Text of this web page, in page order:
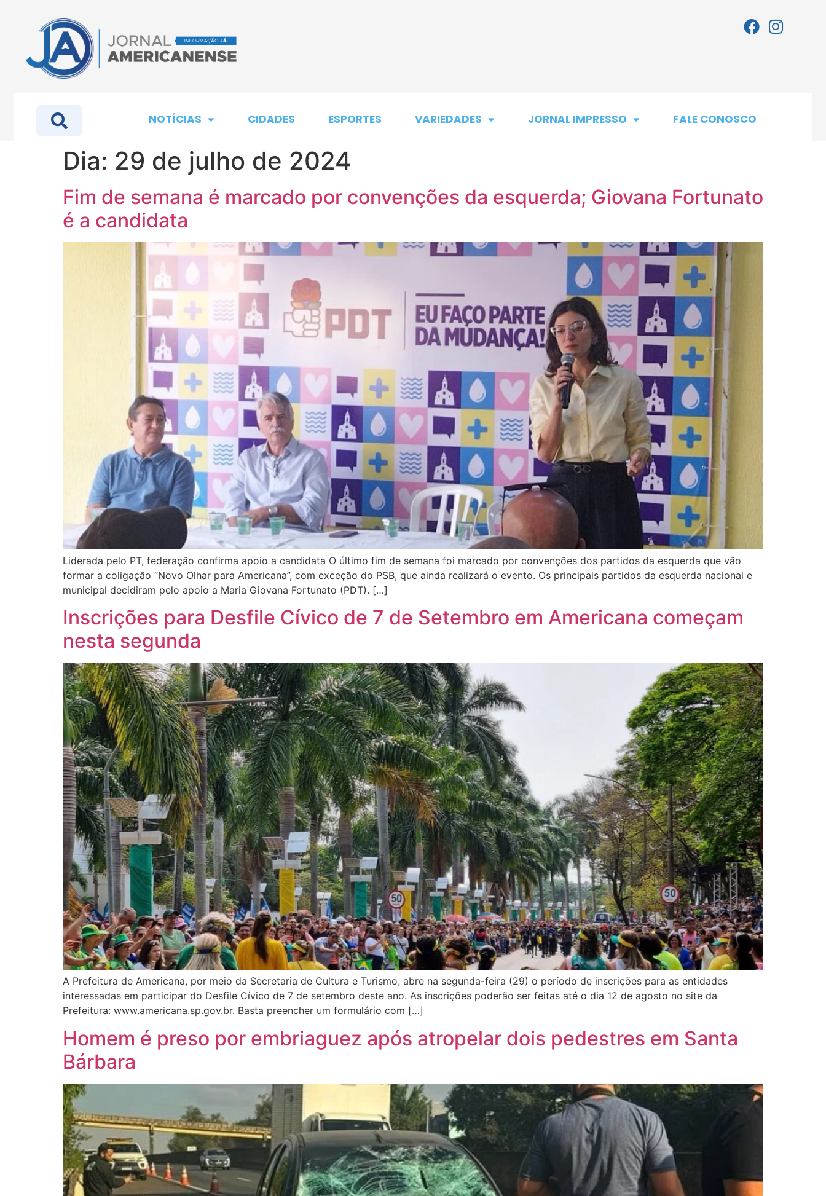
NOTÍCIAS CIDADES ESPORTES VARIEDADES JORNAL IMPRESSO FALE CONOSCO
Dia: 29 de julho de 2024
Fim de semana é marcado por convenções da esquerda; Giovana Fortunato
é a candidata
Liderada pelo PT, federação confirma apoio a candidata O último fim de semana foi marcado por convenções dos partidos da esquerda que vão
formar a coligação “Novo Olhar para Americana”, com exceção do PSB, que ainda realizará o evento. Os principais partidos da esquerda nacional e
municipal decidiram pelo apoio a Maria Giovana Fortunato (PDT). […]
Inscrições para Desfile Cívico de 7 de Setembro em Americana começam
nesta segunda
A Prefeitura de Americana, por meio da Secretaria de Cultura e Turismo, abre na segunda-feira (29) o período de inscrições para as entidades
interessadas em participar do Desfile Cívico de 7 de setembro deste ano. As inscrições poderão ser feitas até o dia 12 de agosto no site da
Prefeitura: www.americana.sp.gov.br. Basta preencher um formulário com […]
Homem é preso por embriaguez após atropelar dois pedestres em Santa
Bárbara